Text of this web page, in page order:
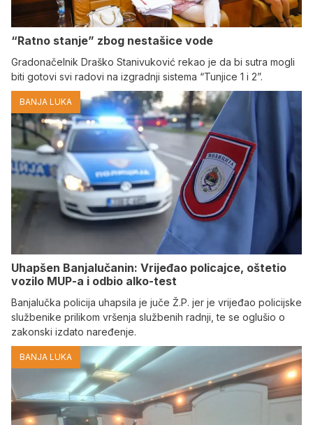
“Ratno stanje” zbog nestašice vode
Gradonačelnik Draško Stanivuković rekao je da bi sutra mogli
biti gotovi svi radovi na izgradnji sistema “Tunjice 1 i 2”.
BANJA LUKA
Uhapšen Banjalučanin: Vrijeđao policajce, oštetio
vozilo MUP-a i odbio alko-test
Banjalučka policija uhapsila je juče Ž.P. jer je vrijeđao policijske
službenike prilikom vršenja službenih radnji, te se oglušio o
zakonski izdato naređenje.
BANJA LUKA